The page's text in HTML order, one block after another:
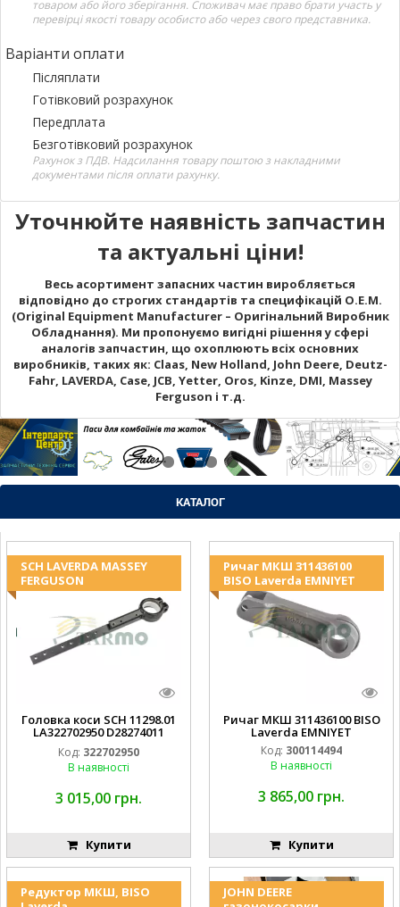
товаром або його зберігання. Споживач має право брати участь у
перевірці якості товару особисто або через свого представника.
Варіанти оплати
Післяплати
Готівковий розрахунок
Передплата
Безготівковий розрахунок
Рахунок з ПДВ. Надсилання товару поштою з накладними
документами після оплати рахунку.
Уточнюйте наявність запчастин
та актуальні ціни!
Весь асортимент запасних частин виробляється
відповідно до строгих стандартів та специфікацій O.E.M.
(Original Equipment Manufacturer – Оригінальний Виробник
Обладнання). Ми пропонуємо вигідні рішення у сфері
аналогів запчастин, що охоплюють всіх основних
виробників, таких як: Claas, New Holland, John Deere, Deutz-
Fahr, LAVERDA, Case, JCB, Yetter, Oros, Kinze, DMI, Massey
Ferguson і т.д.
КАТАЛОГ
SCH LAVERDA MASSEY
FERGUSON
Головка коси SCH 11298.01
LA322702950 D28274011
EMNIYET
Код: 322702950
В наявності
3 015,00 грн.
Купити
Ричаг МКШ 311436100
BISO Laverda EMNIYET
Ричаг МКШ 311436100 BISO
Laverda EMNIYET
Код: 300114494
В наявності
3 865,00 грн.
Купити
Редуктор МКШ, BISO
JOHN DEERE